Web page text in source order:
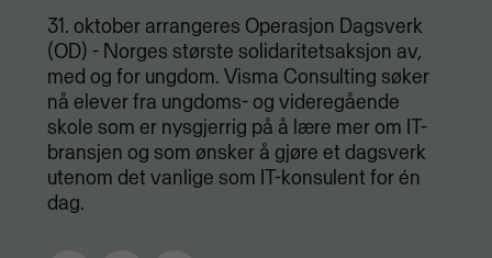
31. oktober arrangeres Operasjon Dagsverk
(OD) - Norges største solidaritetsaksjon av,
med og for ungdom. Visma Consulting søker
nå elever fra ungdoms- og videregående
skole som er nysgjerrig på å lære mer om IT-
bransjen og som ønsker å gjøre et dagsverk
utenom det vanlige som IT-konsulent for én
dag.